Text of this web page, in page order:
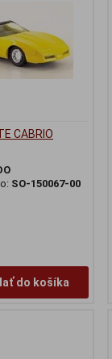
CABRIO
SO-150067-00
do košíka